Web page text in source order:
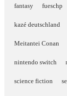
fantasy fueschp
kazé deutschland
Meitantei Conan
nintendo switch
science fiction